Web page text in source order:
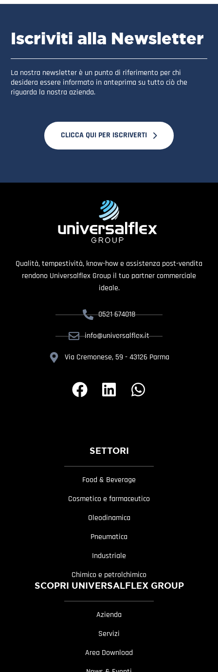
Iscriviti alla Newsletter
La nostra newsletter è un punto di riferimento per chi
desidera essere informato in anteprima su tutto ciò che
riguarda la nostra azienda.
CLICCA QUI PER ISCRIVERTI
Qualità, tempestività, know-how e assistenza post-vendita
rendono Universalflex Group il tuo partner commerciale
ideale.
0521 674018
info@universalflex.it
Via Cremonese, 59 - 43126 Parma
SETTORI
Food & Beverage
Cosmetico e farmaceutico
Oleodinamica
Pneumatica
Industriale
Chimico e petrolchimico
SCOPRI UNIVERSALFLEX GROUP
Azienda
Servizi
Area Download